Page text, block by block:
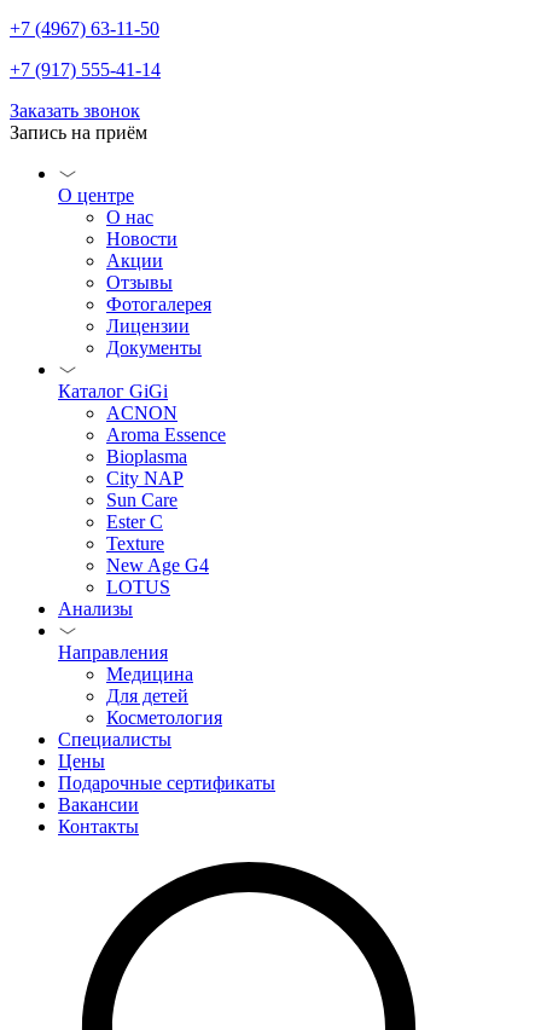
+7 (4967) 63-11-50
+7 (917) 555-41-14
Заказать звонок
Запись на приём
О центре
О нас
Новости
Акции
Отзывы
Фотогалерея
Лицензии
Документы
Каталог GiGi
ACNON
Aroma Essence
Bioplasma
City NAP
Sun Care
Ester C
Texture
New Age G4
LOTUS
Анализы
Направления
Медицина
Для детей
Косметология
Специалисты
Цены
Подарочные сертификаты
Вакансии
Контакты